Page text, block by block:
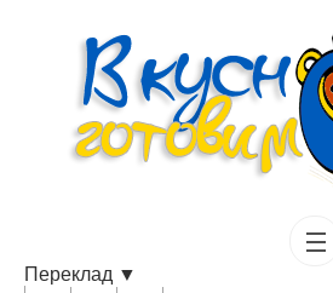
Переклад ▼